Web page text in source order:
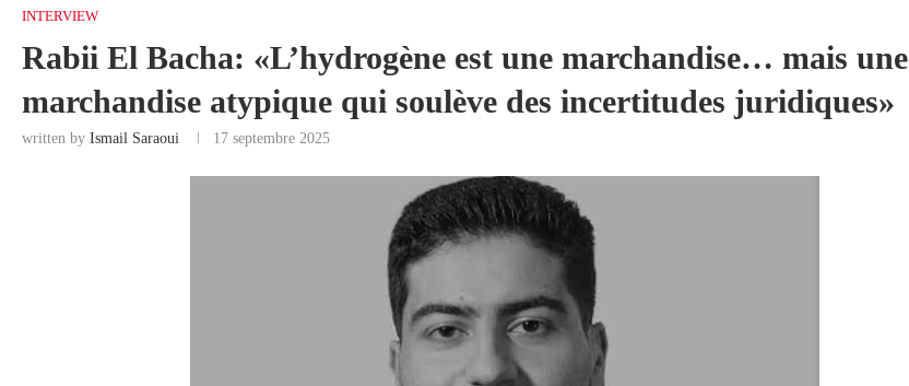
BOURSE
FINANCE
COMMERCE
IMMOBILIER
GREEN BUSINESS
INTERVIEW
Rabii El Bacha: «L’hydrogène est une marchandise… mais une
marchandise atypique qui soulève des incertitudes juridiques»
written by Ismail Saraoui 17 septembre 2025